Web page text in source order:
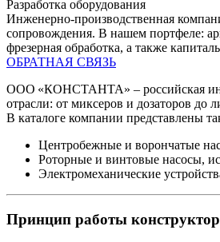
Разработка оборудования
Инженерно‑производственная
сопровождения. В нашем портфеле:
фрезерная обработка, а также
ОБРАТНАЯ СВЯЗЬ
ООО «КОНСТАНТА» – российская
отрасли: от миксеров и дозаторов до
В каталоге компании представлены
Центробежные и ворончатые
Роторные и винтовые насосы,
Электромеханические
Принцип работы